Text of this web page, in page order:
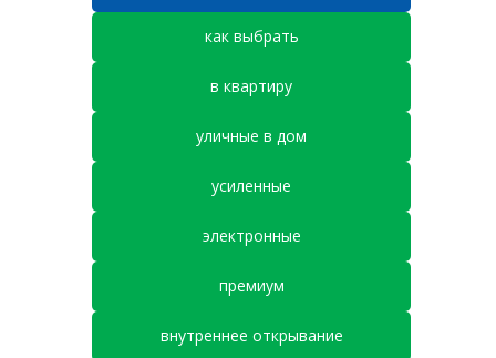
как выбрать
в квартиру
уличные в дом
усиленные
электронные
премиум
внутреннее открывание